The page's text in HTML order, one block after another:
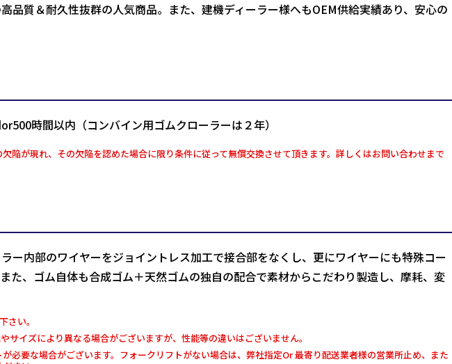
品質＆耐久性抜群の人気商品。また、建機ディーラー様へもOEM供給実績あり、安心の
時間以内（コンバイン用ゴムクローラーは２年）
陥が現れ、その欠陥を認めた場合に限り条件に従って無償交換させて頂きます。詳しくはお問い合わせまで
ー内部のワイヤーをジョイントレス加工で接合部をなくし、更にワイヤーにも特殊コー
た、ゴム自体も合成ゴム＋天然ゴムの独自の配合で素材からこだわり製造し、摩耗、変
さい。
イズにより異なる場合がございますが、性能等の違いはございません。
必要な場合がございます。フォークリフトがない場合は、弊社指定Or 最寄り配送業者様の営業所止め、また